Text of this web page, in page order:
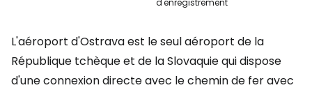
L'aéroport d'Ostrava est le seul aéroport de la
République tchèque et de la Slovaquie qui dispose
d'une connexion directe avec le chemin de fer avec